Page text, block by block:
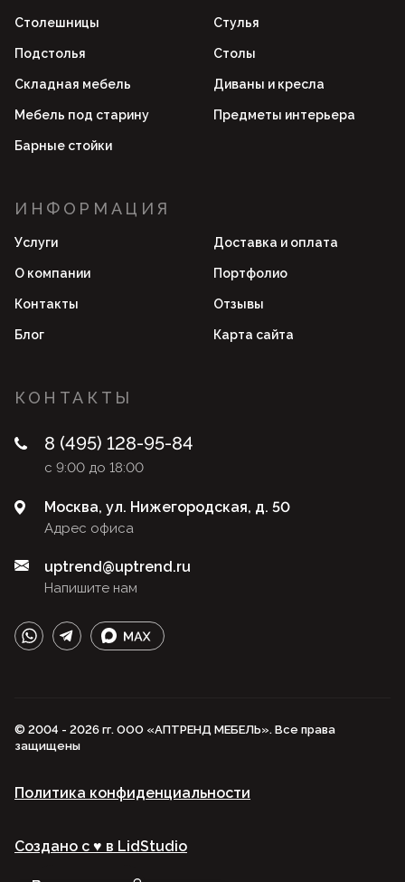
Столешницы Стулья
Подстолья Столы
Складная мебель Диваны и кресла
Мебель под старину Предметы интерьера
Барные стойки
ИНФОРМАЦИЯ
Услуги Доставка и оплата
О компании Портфолио
Контакты Отзывы
Блог Карта сайта
КОНТАКТЫ
8 (495) 128-95-84
с 9:00 до 18:00
Адрес офиса
Москва, ул. Нижегородская, д. 50
Напишите нам
uptrend@uptrend.ru
© 2004 - 2026 гг. ООО «АПТРЕНД МЕБЕЛЬ». Все права
защищены
Политика конфиденциальности
Создано с ♥️ в LidStudio